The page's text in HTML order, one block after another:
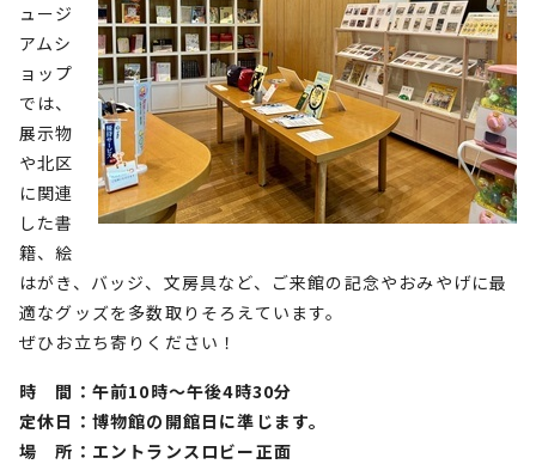
ュージ
アムシ
ョップ
では、
展示物
や北区
に関連
した書
籍、絵
はがき、バッジ、文房具など、ご来館の記念やおみやげに最
適なグッズを多数取りそろえています。
ぜひお立ち寄りください！
時 間：午前10時～午後4時30分
定休日：博物館の開館日に準じます。
場 所：エントランスロビー正面